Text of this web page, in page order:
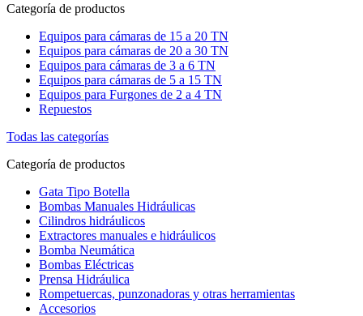
Categoría de productos
Equipos para cámaras de 15 a 20 TN
Equipos para cámaras de 20 a 30 TN
Equipos para cámaras de 3 a 6 TN
Equipos para cámaras de 5 a 15 TN
Equipos para Furgones de 2 a 4 TN
Repuestos
Todas las categorías
Categoría de productos
Gata Tipo Botella
Bombas Manuales Hidráulicas
Cilindros hidráulicos
Extractores manuales e hidráulicos
Bomba Neumática
Bombas Eléctricas
Prensa Hidráulica
Rompetuercas, punzonadoras y otras herramientas
Accesorios